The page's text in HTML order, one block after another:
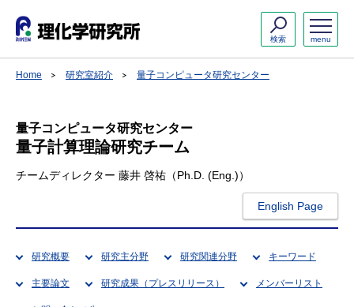
menu
検索
Home 研究室紹介 量子コンピュータ研究センター
量子コンピュータ研究センター
量子計算理論研究チーム
チームディレクター 藤井 啓祐（Ph.D. (Eng.)）
English Page
研究概要 研究主分野 研究関連分野 キーワード
主要論文 研究成果（プレスリリース） メンバーリスト